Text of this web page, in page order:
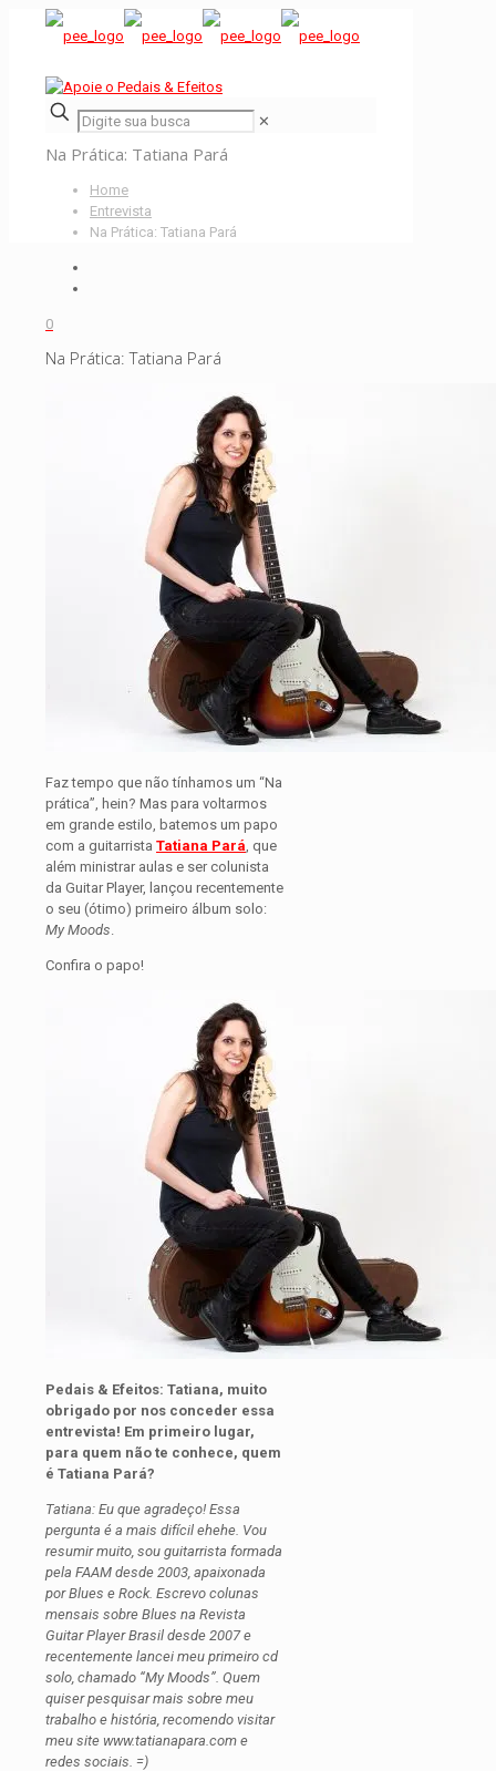
✕
Na Prática: Tatiana Pará
Home
Entrevista
Na Prática: Tatiana Pará
0
Na Prática: Tatiana Pará
Faz tempo que não tínhamos um “Na
prática”, hein? Mas para voltarmos
em grande estilo, batemos um papo
com a guitarrista Tatiana Pará , que
além ministrar aulas e ser colunista
da Guitar Player, lançou recentemente
o seu (ótimo) primeiro álbum solo:
My Moods
Confira o papo!
Pedais & Efeitos: Tatiana, muito
obrigado por nos conceder essa
entrevista! Em primeiro lugar,
para quem não te conhece, quem
é Tatiana Pará?
Tatiana: Eu que agradeço! Essa
pergunta é a mais difícil ehehe. Vou
resumir muito, sou guitarrista formada
pela FAAM desde 2003, apaixonada
por Blues e Rock. Escrevo colunas
mensais sobre Blues na Revista
Guitar Player Brasil desde 2007 e
recentemente lancei meu primeiro cd
solo, chamado “My Moods”. Quem
quiser pesquisar mais sobre meu
trabalho e história, recomendo visitar
meu site www.tatianapara.com e
redes sociais. =)